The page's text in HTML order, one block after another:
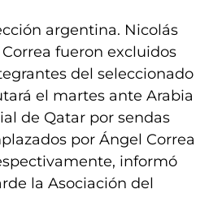
argentina. Nicolás
fueron excluidos
del seleccionado
el martes ante Arabia
de Qatar por sendas
por Ángel Correa
informó
la Asociación del